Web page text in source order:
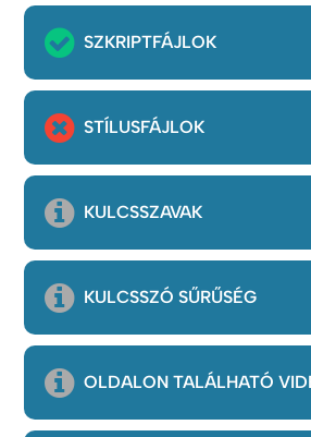
SZKRIPTFÁJLOK
STÍLUSFÁJLOK
KULCSSZAVAK
KULCSSZÓ SŰRŰSÉG
OLDALON TALÁLHATÓ